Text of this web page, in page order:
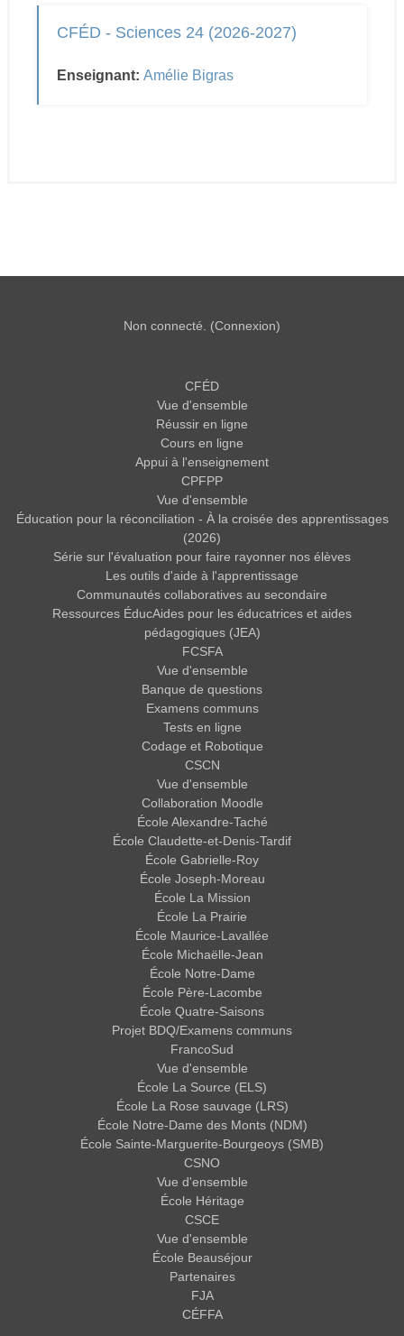
CFÉD - Sciences 24 (2026-2027)
Enseignant: Amélie Bigras
Non connecté. (Connexion)
CFÉD
Vue d'ensemble
Réussir en ligne
Cours en ligne
Appui à l'enseignement
CPFPP
Vue d'ensemble
Éducation pour la réconciliation - À la croisée des apprentissages
(2026)
Série sur l'évaluation pour faire rayonner nos élèves
Les outils d'aide à l'apprentissage
Communautés collaboratives au secondaire
Ressources ÉducAides pour les éducatrices et aides
pédagogiques (JEA)
FCSFA
Vue d'ensemble
Banque de questions
Examens communs
Tests en ligne
Codage et Robotique
CSCN
Vue d'ensemble
Collaboration Moodle
École Alexandre-Taché
École Claudette-et-Denis-Tardif
École Gabrielle-Roy
École Joseph-Moreau
École La Mission
École La Prairie
École Maurice-Lavallée
École Michaëlle-Jean
École Notre-Dame
École Père-Lacombe
École Quatre-Saisons
Projet BDQ/Examens communs
FrancoSud
Vue d'ensemble
École La Source (ELS)
École La Rose sauvage (LRS)
École Notre-Dame des Monts (NDM)
École Sainte-Marguerite-Bourgeoys (SMB)
CSNO
Vue d'ensemble
École Héritage
CSCE
Vue d'ensemble
École Beauséjour
Partenaires
FJA
CÉFFA